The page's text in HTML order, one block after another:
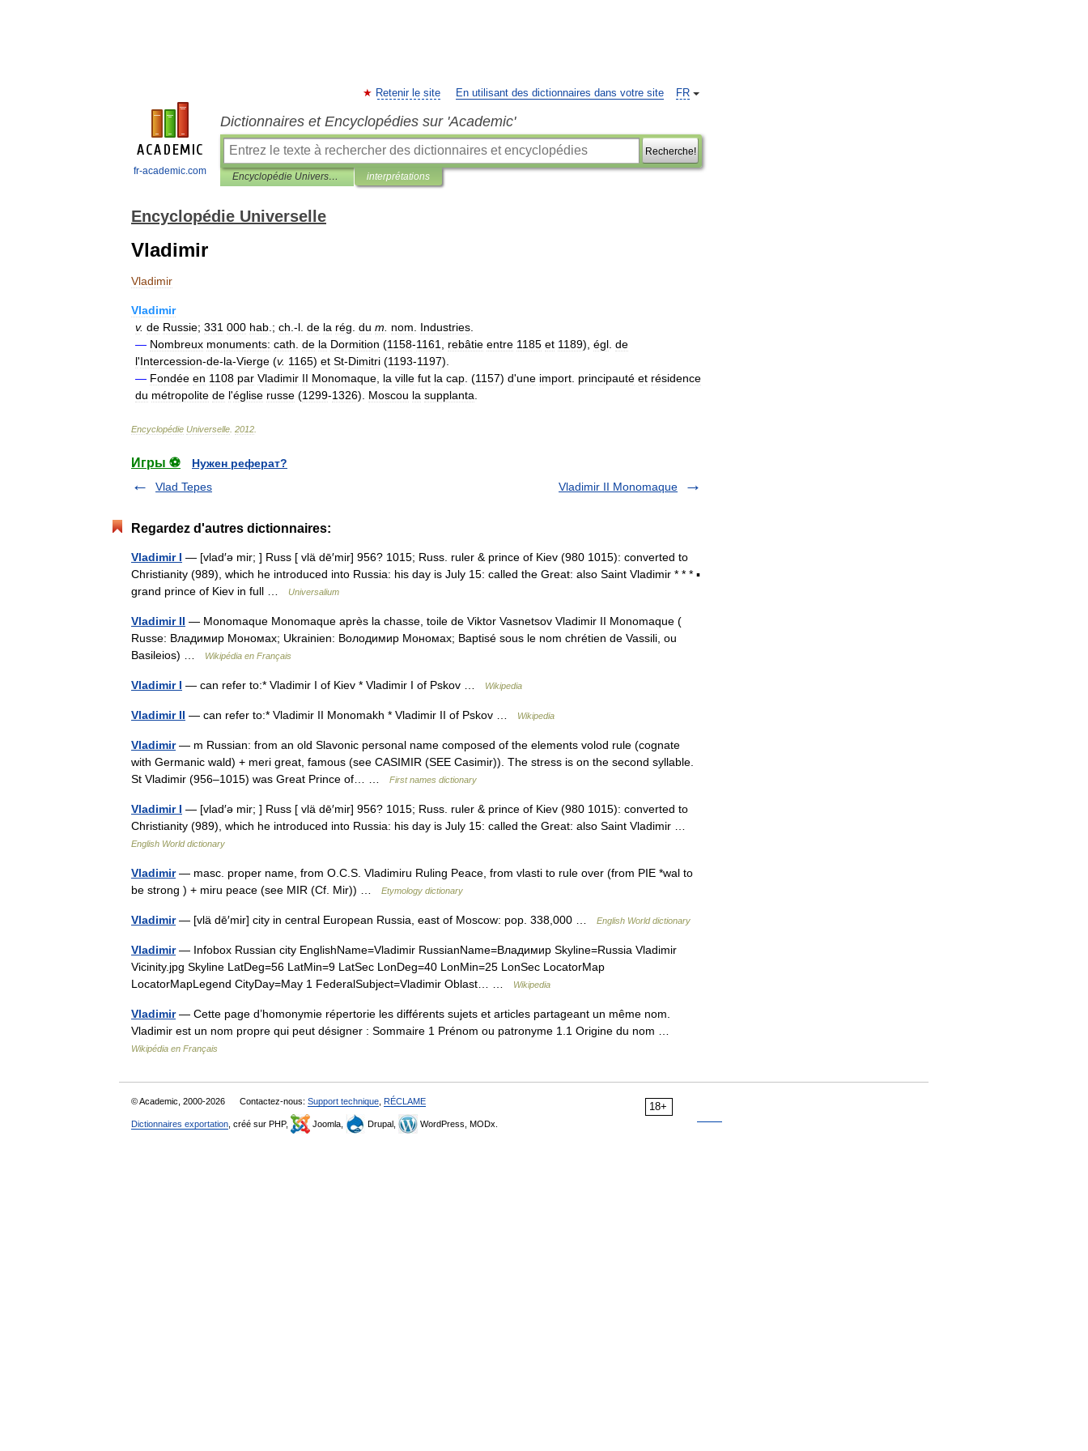
fr-academic.com
FR
Retenir le site En utilisant des dictionnaires dans votre site
Dictionnaires et Encyclopédies sur 'Academic'
Recherche!
Encyclopédie Universelle interprétations
Encyclopédie Universelle
Vladimir
Vladimir
Vladimir
v. de Russie; 331 000 hab .; ch .-l de la rég du m nom Industries
— Nombreux monuments: cath de la Dormition (1158-1161 rebâtie entre 1185 et 1189), égl de
l'Intercession-de-la-Vierge (v. 1165) et St-Dimitri (1193-1197).
— Fondée en 1108 par Vladimir II Monomaque la ville fut la cap . (1157) d'une import principauté et résidence
du métropolite de l'église russe (1299-1326). Moscou la supplanta
Encyclopédie Universelle 2012
Игры ⚽
Нужен реферат?
Vlad Tepes
Vladimir II Monomaque
Regardez d'autres dictionnaires:
Vladimir I — [vlad′ə mir; ] Russ [ vlä dē′mir] 956? 1015; Russ. ruler & prince of Kiev (980 1015): converted to
Christianity (989), which he introduced into Russia: his day is July 15: called the Great: also Saint Vladimir * * * ▪
grand prince of Kiev in full …
Universalium
Vladimir II — Monomaque Monomaque après la chasse, toile de Viktor Vasnetsov Vladimir II Monomaque (
Russe: Владимир Мономах; Ukrainien: Володимир Мономах; Baptisé sous le nom chrétien de Vassili, ou
Basileios) …
Wikipédia en Français
Vladimir I — can refer to:* Vladimir I of Kiev * Vladimir I of Pskov … Wikipedia
Vladimir II — can refer to:* Vladimir II Monomakh * Vladimir II of Pskov … Wikipedia
Vladimir— m Russian: from an old Slavonic personal name composed of the elements volod rule (cognate
with Germanic wald) + meri great, famous (see CASIMIR (SEE Casimir)). The stress is on the second syllable.
St Vladimir (956–1015) was Great Prince of… …
First names dictionary
Vladimir I — [vlad′ə mir; ] Russ [ vlä dē′mir] 956? 1015; Russ. ruler & prince of Kiev (980 1015): converted to
Christianity (989), which he introduced into Russia: his day is July 15: called the Great: also Saint Vladimir …
English World dictionary
Vladimir— masc. proper name, from O.C.S. Vladimiru Ruling Peace, from vlasti to rule over (from PIE *wal to
be strong ) + miru peace (see MIR (Cf. Mir)) …
Etymology dictionary
Vladimir— [vlä dē′mir] city in central European Russia, east of Moscow: pop. 338,000 … English World dictionary
Vladimir— Infobox Russian city EnglishName=Vladimir RussianName=Владимир Skyline=Russia Vladimir
Vicinity.jpg Skyline LatDeg=56 LatMin=9 LatSec LonDeg=40 LonMin=25 LonSec LocatorMap
LocatorMapLegend CityDay=May 1 FederalSubject=Vladimir Oblast… …
Wikipedia
Vladimir— Cette page d’homonymie répertorie les différents sujets et articles partageant un même nom.
Vladimir est un nom propre qui peut désigner : Sommaire 1 Prénom ou patronyme 1.1 Origine du nom …
Wikipédia en Français
18+
© Academic, 2000-2026 Contactez-nous: Support technique RÉCLAME
Dictionnaires exportation , créé sur PHP, Joomla, Drupal, WordPress, MODx.